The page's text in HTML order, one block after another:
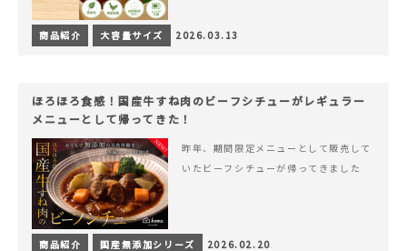
商品紹介 大容量サイズ 2026.03.13
ほろほろ食感！国産牛すね肉のビーフシチューがレギュラー
メニューとして帰ってきた！
昨年、期間限定メニューとして販売して
いたビーフシチューが帰ってきました
商品紹介 国産無添加シリーズ 2026.02.20